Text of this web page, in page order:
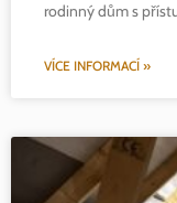
rodinný dům s
VÍCE INFORMACÍ »